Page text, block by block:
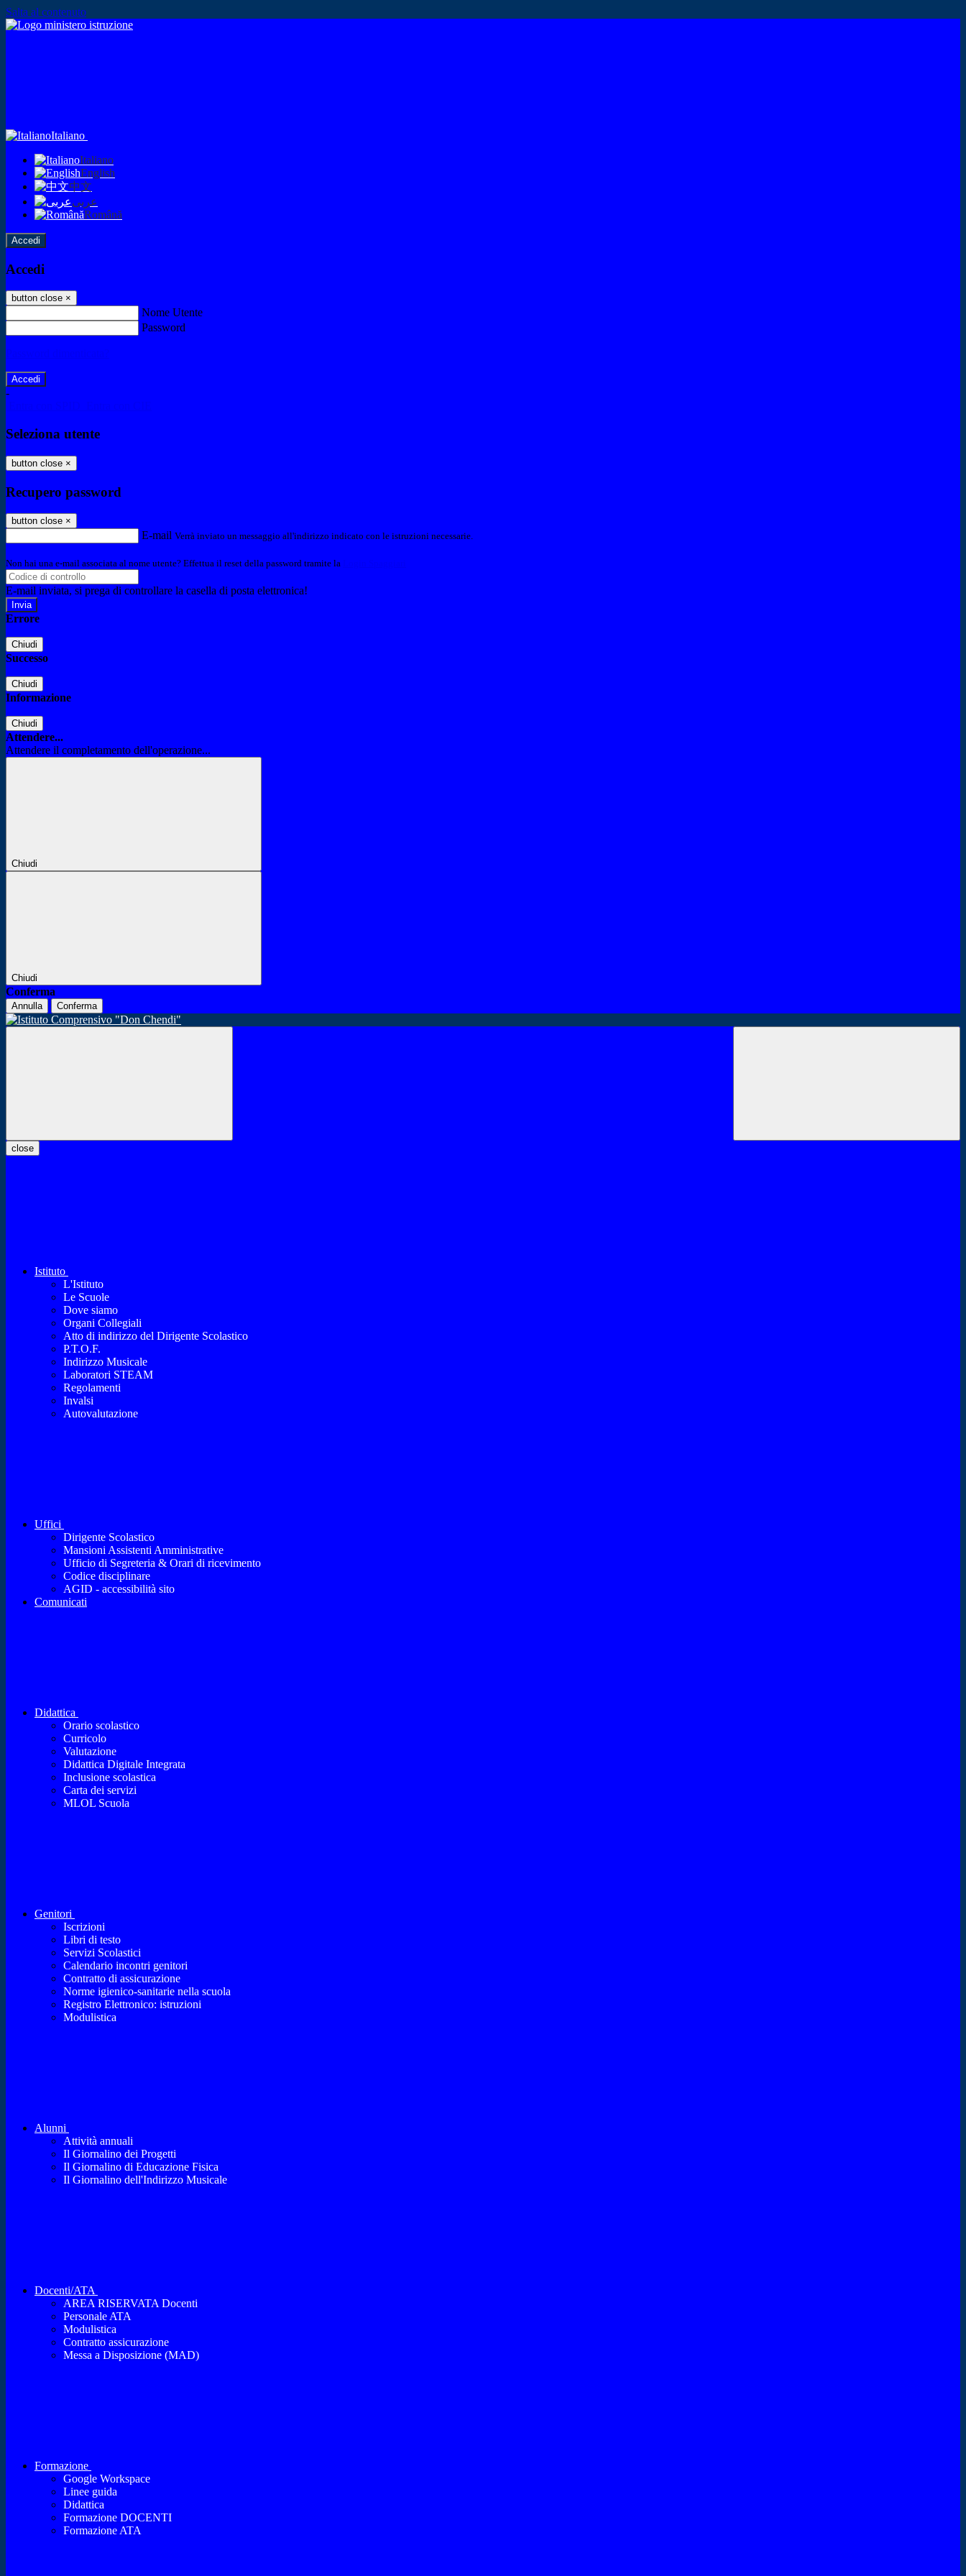
Salta al contenuto
Italiano
Italiano
English
中文
عربى
Română
Accedi
Accedi
button close ×
Nome Utente
Password
-
Seleziona utente
button close ×
Recupero password
button close ×
E-mail Verrà inviato un messaggio all'indirizzo indicato con le istruzioni necessarie.
Non hai una e-mail associata al nome utente? Effettua il reset della password tramite la
E-mail inviata, si prega di controllare la casella di posta elettronica!
Errore
Chiudi
Successo
Chiudi
Informazione
Chiudi
Attendere...
Attendere il completamento dell'operazione...
Chiudi
Chiudi
Conferma
Annulla Conferma
close
Istituto
L'Istituto
Le Scuole
Dove siamo
Organi Collegiali
Atto di indirizzo del Dirigente Scolastico
P.T.O.F.
Indirizzo Musicale
Laboratori STEAM
Regolamenti
Invalsi
Autovalutazione
Uffici
Dirigente Scolastico
Mansioni Assistenti Amministrative
Ufficio di Segreteria & Orari di ricevimento
Codice disciplinare
AGID - accessibilità sito
Comunicati
Didattica
Orario scolastico
Curricolo
Valutazione
Didattica Digitale Integrata
Inclusione scolastica
Carta dei servizi
MLOL Scuola
Genitori
Iscrizioni
Libri di testo
Servizi Scolastici
Calendario incontri genitori
Contratto di assicurazione
Norme igienico-sanitarie nella scuola
Registro Elettronico: istruzioni
Modulistica
Alunni
Attività annuali
Il Giornalino dei Progetti
Il Giornalino di Educazione Fisica
Il Giornalino dell'Indirizzo Musicale
Docenti/ATA
AREA RISERVATA Docenti
Personale ATA
Modulistica
Contratto assicurazione
Messa a Disposizione (MAD)
Formazione
Google Workspace
Linee guida
Didattica
Formazione DOCENTI
Formazione ATA